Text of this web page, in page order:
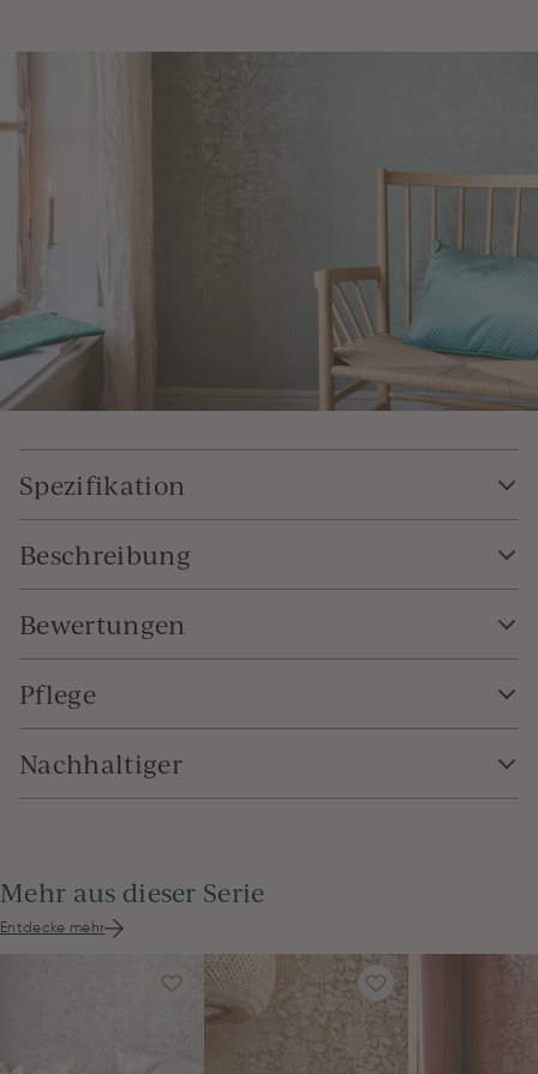
Spezifikation
Beschreibung
Bewertungen
Pflege
Nachhaltiger
Mehr aus dieser Serie
Entdecke mehr